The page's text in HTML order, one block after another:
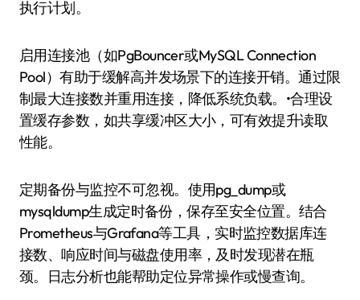
执行计划。
启用连接池（如PgBouncer或MySQL Connection
Pool）有助于缓解高并发场景下的连接开销。通过限
制最大连接数并重用连接，降低系统负载。•合理设
置缓存参数，如共享缓冲区大小，可有效提升读取
性能。
定期备份与监控不可忽视。使用pg_dump或
mysqldump生成定时备份，保存至安全位置。结合
Prometheus与Grafana等工具，实时监控数据库连
接数、响应时间与磁盘使用率，及时发现潜在瓶
颈。日志分析也能帮助定位异常操作或慢查询。